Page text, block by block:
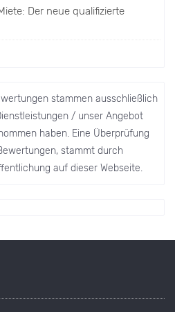
Der neue qualifizierte
stammen ausschließlich
/ unser Angebot
haben. Eine Überprüfung
stammt durch
auf dieser Webseite.